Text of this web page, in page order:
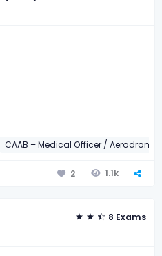
CAAB – Medical Officer / Aerodrome
2 1.1k
8 Exams